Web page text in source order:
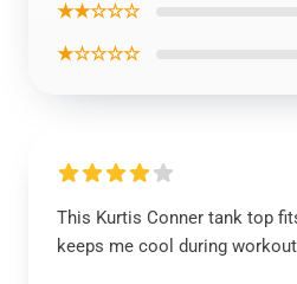
★★☆☆☆
★☆☆☆☆
This Kurtis Conner tank top
keeps me cool during